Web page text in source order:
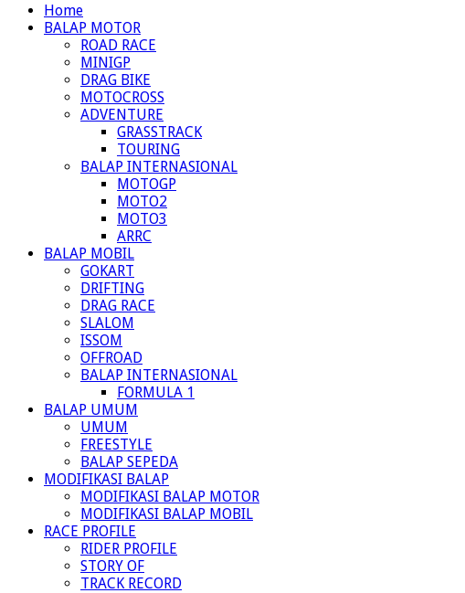
Home
BALAP MOTOR
ROAD RACE
MINIGP
DRAG BIKE
MOTOCROSS
ADVENTURE
GRASSTRACK
TOURING
BALAP INTERNASIONAL
MOTOGP
MOTO2
MOTO3
ARRC
BALAP MOBIL
GOKART
DRIFTING
DRAG RACE
SLALOM
ISSOM
OFFROAD
BALAP INTERNASIONAL
FORMULA 1
BALAP UMUM
UMUM
FREESTYLE
BALAP SEPEDA
MODIFIKASI BALAP
MODIFIKASI BALAP MOTOR
MODIFIKASI BALAP MOBIL
RACE PROFILE
RIDER PROFILE
STORY OF
TRACK RECORD